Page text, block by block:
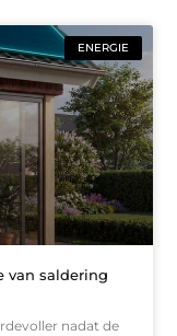
ENERGIE
van saldering
nadat de